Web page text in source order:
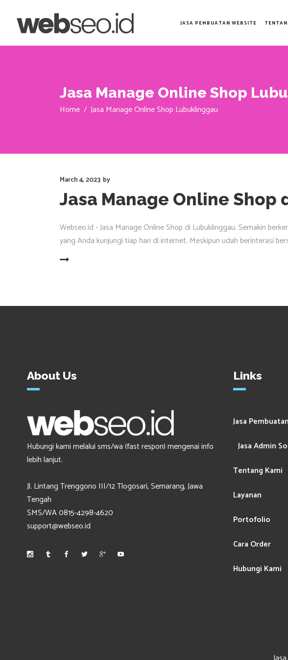
JASA PEMBUATAN WEBSITE
Jasa Manage Online Shop
Home / Jasa Manage Online Shop Lubuklinggau
March 4, 2023 by
Jasa Manage Online
Webseo.id - Jasa Manage Online Shop di Lubuklinggau. Semakin
yang Anda kunjungi tiap hari di internet. Meskipun udah berinterasi
About Us
Hubungi kami melalui sms/wa (fast respon) mengenai info
lebih lanjut.
Jl. Lintang Trenggono III/12 Tlogosari, Semarang, Jawa
Tengah
SMS/WA 0815-4298-4620
support@webseo.id
Links
Jasa
Jasa Admin
Tentang Kami
Layanan
Portofolio
Cara Order
Hubungi Kami